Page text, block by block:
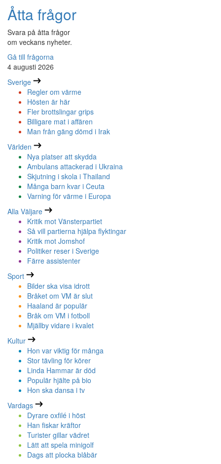
Åtta frågor
Svara på åtta frågor
om veckans nyheter.
Gå till frågorna
4 augusti 2026
Sverige
Regler om värme
Hösten är här
Fler brottslingar grips
Billigare mat i affären
Man från gäng dömd i Irak
Världen
Nya platser att skydda
Ambulans attackerad i Ukraina
Skjutning i skola i Thailand
Många barn kvar i Ceuta
Varning för värme i Europa
Alla Väljare
Kritik mot Vänsterpartiet
Så vill partierna hjälpa flyktingar
Kritik mot Jomshof
Politiker reser i Sverige
Färre assistenter
Sport
Bilder ska visa idrott
Bråket om VM är slut
Haaland är populär
Bråk om VM i fotboll
Mjällby vidare i kvalet
Kultur
Hon var viktig för många
Stor tävling för körer
Linda Hammar är död
Populär hjälte på bio
Hon ska dansa i tv
Vardags
Dyrare oxfilé i höst
Han fiskar kräftor
Turister gillar vädret
Lätt att spela minigolf
Dags att plocka blåbär